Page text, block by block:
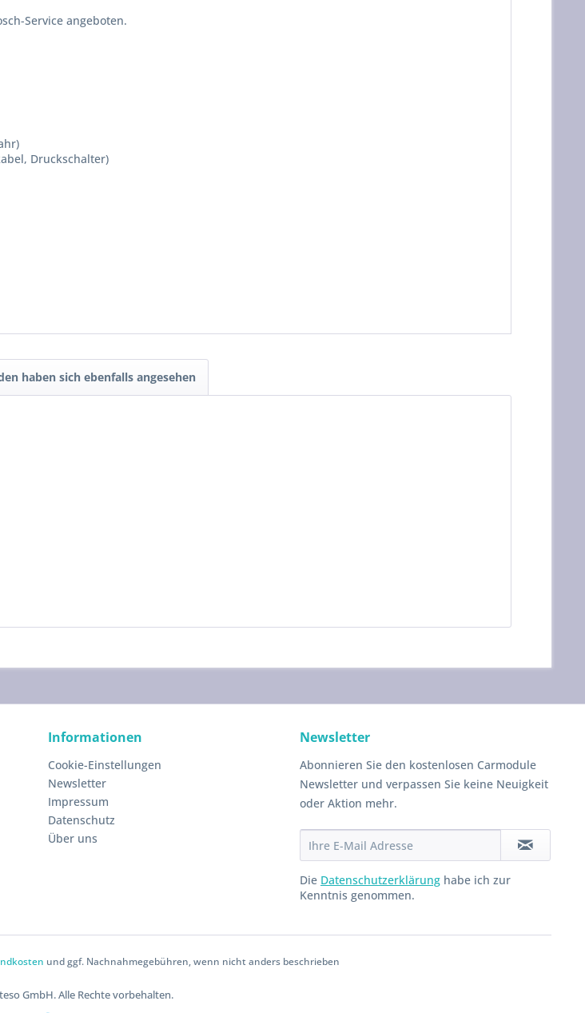
Service angeboten.
Druckschalter)
haben sich ebenfalls angesehen
Informationen
Cookie-Einstellungen
Newsletter
Impressum
Datenschutz
Über uns
Newsletter
Abonnieren Sie den kostenlosen Carmodule
Newsletter und verpassen Sie keine Neuigkeit
oder Aktion mehr.
Die Datenschutzerklärung habe ich zur
Kenntnis genommen.
und ggf. Nachnahmegebühren, wenn nicht anders beschrieben
GmbH. Alle Rechte vorbehalten.